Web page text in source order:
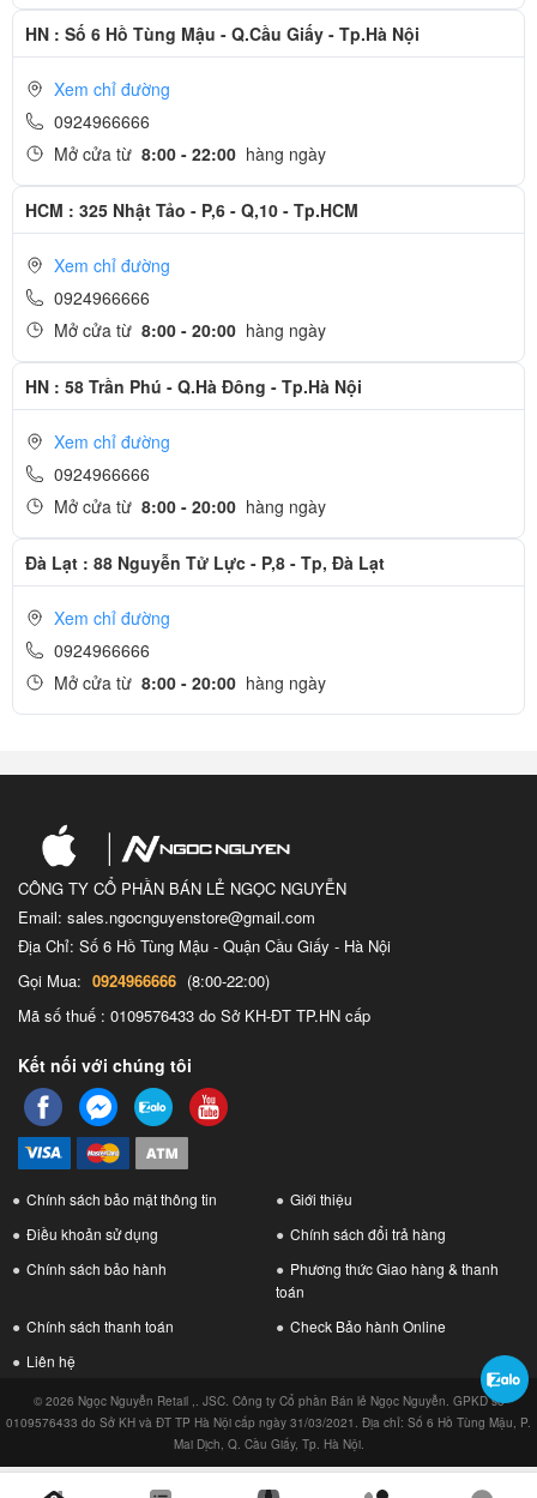
HN : Số 6 Hồ Tùng Mậu - Q.Cầu Giấy - Tp.Hà Nội
Xem chỉ đường
0924966666
Mở cửa từ 8:00 - 22:00 hàng ngày
HCM : 325 Nhật Tảo - P,6 - Q,10 - Tp.HCM
Xem chỉ đường
0924966666
Mở cửa từ 8:00 - 20:00 hàng ngày
HN : 58 Trần Phú - Q.Hà Đông - Tp.Hà Nội
Xem chỉ đường
0924966666
Mở cửa từ 8:00 - 20:00 hàng ngày
Đà Lạt : 88 Nguyễn Tử Lực - P,8 - Tp, Đà Lạt
Xem chỉ đường
0924966666
Mở cửa từ 8:00 - 20:00 hàng ngày
CÔNG TY CỔ PHẦN BÁN LẺ NGỌC NGUYỄN
Email: sales.ngocnguyenstore@gmail.com
Địa Chỉ: Số 6 Hồ Tùng Mậu - Quận Cầu Giấy - Hà Nội
Gọi Mua: 0924966666 (8:00-22:00)
Mã số thuế : 0109576433 do Sở KH-ĐT TP.HN cấp
Kết nối với chúng tôi
Chính sách bảo mật thông tin
Giới thiệu
Điều khoản sử dụng
Chính sách đổi trả hàng
Chính sách bảo hành
Phương thức Giao hàng & thanh
toán
Chính sách thanh toán
Check Bảo hành Online
Liên hệ
© 2026 Ngọc Nguyễn Retail ,. JSC. Công ty Cổ phần Bán lẻ Ngọc Nguyễn. GPKD số
0109576433 do Sở KH và ĐT TP Hà Nội cấp ngày 31/03/2021. Địa chỉ: Số 6 Hồ Tùng Mậu, P.
Mai Dịch, Q. Cầu Giấy, Tp. Hà Nội.